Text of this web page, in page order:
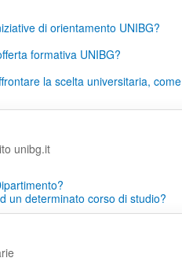
di orientamento UNIBG?
formativa UNIBG?
la scelta universitaria, come
unibg.it
un determinato corso di studio?